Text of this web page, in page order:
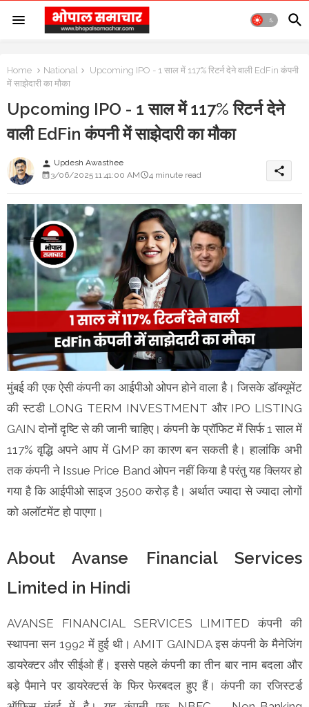
Home National
Upcoming IPO - 1 साल में 117% रिटर्न देने वाली EdFin कंपनी
में साझेदारी का मौका
Upcoming IPO - 1 साल में 117% रिटर्न देने
वाली EdFin कंपनी में साझेदारी का मौका
person Updesh Awasthee
3/06/2025 11:41:00 AM
4 minute read share
मुंबई की एक ऐसी कंपनी का आईपीओ ओपन होने वाला है। जिसके डॉक्यूमेंट
की स्टडी LONG TERM INVESTMENT और IPO LISTING
GAIN दोनों दृष्टि से की जानी चाहिए। कंपनी के प्रॉफिट में सिर्फ 1 साल में
117% वृद्धि अपने आप में GMP का कारण बन सकती है। हालांकि अभी
तक कंपनी ने Issue Price Band ओपन नहीं किया है परंतु यह क्लियर हो
गया है कि आईपीओ साइज 3500 करोड़ है। अर्थात ज्यादा से ज्यादा लोगों
को अलॉटमेंट हो पाएगा।
About Avanse Financial Services
Limited in Hindi
AVANSE FINANCIAL SERVICES LIMITED कंपनी की
स्थापना सन 1992 में हुई थी। AMIT GAINDA इस कंपनी के मैनेजिंग
डायरेक्टर और सीईओ हैं। इससे पहले कंपनी का तीन बार नाम बदला और
बड़े पैमाने पर डायरेक्टर्स के फिर फेरबदल हुए हैं। कंपनी का रजिस्टर्ड